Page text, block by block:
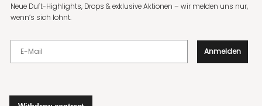
Neue Duft-Highlights, Drops & exklusive Aktionen – wir melden uns nur,
wenn’s sich lohnt.
Anmelden